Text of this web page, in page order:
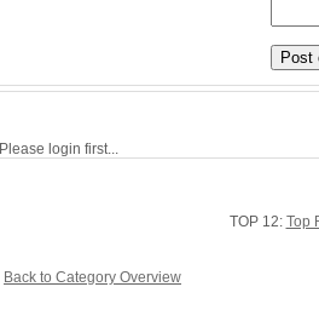
Please login first...
TOP 12: Top
Back to Category Overview